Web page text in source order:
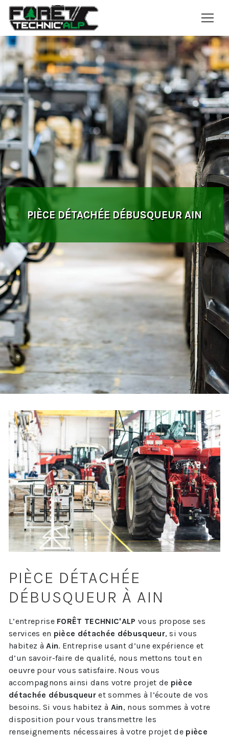
Panneau de gestion des cookies
PIÈCE DÉTACHÉE DÉBUSQUEUR AIN
PIÈCE DÉTACHÉE
DÉBUSQUEUR À AIN
L’entreprise FORÊT TECHNIC'ALP vous propose ses
services en pièce détachée débusqueur, si vous
habitez àAin. Entreprise usant d’une expérience et
d’un savoir-faire de qualité, nous mettons tout en
oeuvre pour vous satisfaire. Nous vous
accompagnons ainsi dans votre projet de pièce
détachée débusqueur et sommes à l’écoute de vos
besoins. Si vous habitez à Ain, nous sommes à votre
disposition pour vous transmettre les
renseignements nécessaires à votre projet de pièce